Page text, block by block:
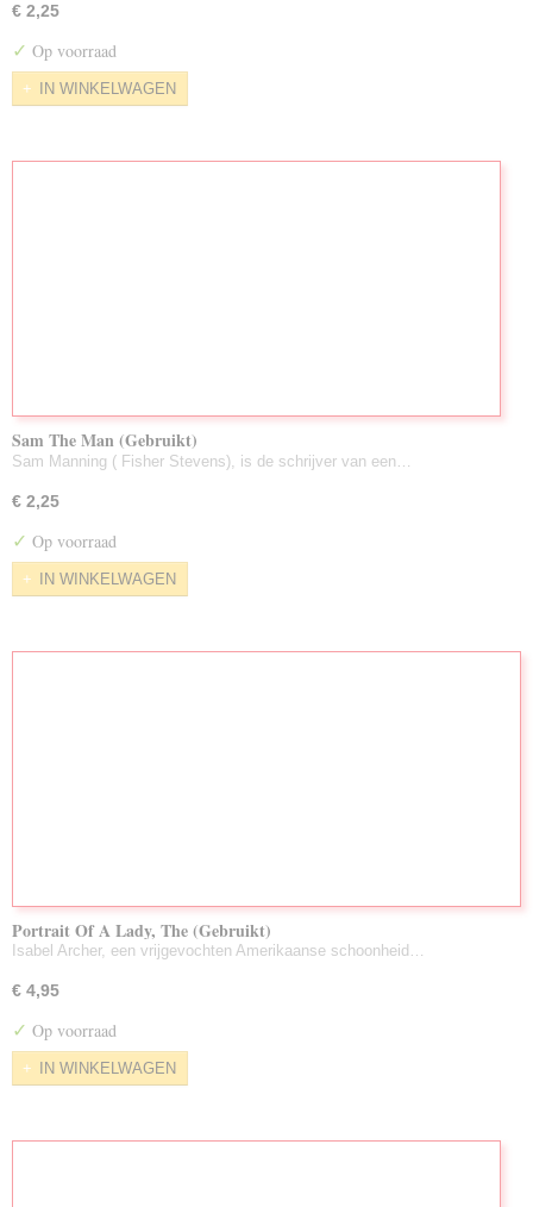
€ 2,25
✓ Op voorraad
IN WINKELWAGEN
Sam The Man (Gebruikt)
Sam Manning ( Fisher Stevens), is de schrijver van een…
€ 2,25
✓ Op voorraad
IN WINKELWAGEN
Portrait Of A Lady, The (Gebruikt)
Isabel Archer, een vrijgevochten Amerikaanse schoonheid…
€ 4,95
✓ Op voorraad
IN WINKELWAGEN